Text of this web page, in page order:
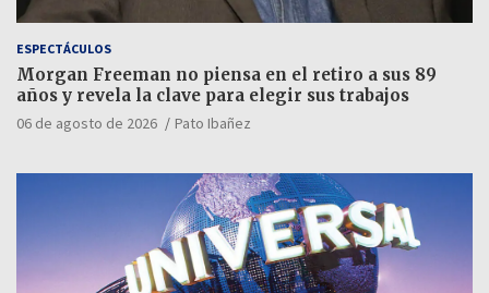
ESPECTÁCULOS
Morgan Freeman no piensa en el retiro a sus 89
años y revela la clave para elegir sus trabajos
06 de agosto de 2026 Pato Ibañez